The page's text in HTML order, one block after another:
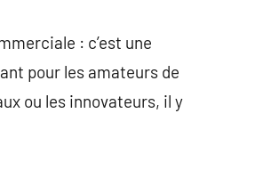
: c’est une
pour les amateurs de
ou les innovateurs, il y